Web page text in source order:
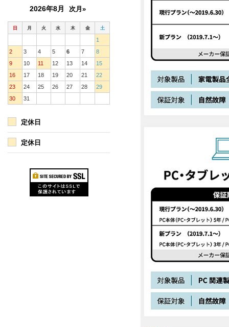
2026年8月 次月»
日 月 火 水 木 金 土
1
2
3 4 5 6 7
8
9
10 11 12 13 14
15
16
17 18 19 20 21
22
23
24 25 26 27 28
29
30
31
定休日
定休日